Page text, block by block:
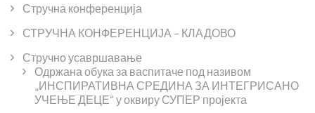
Стручна конференција
СТРУЧНА КОНФЕРЕНЦИЈА – КЛАДОВО
Стручно усавршавање
Одржана обука за васпитаче под називом
„ИНСПИРАТИВНА СРЕДИНА ЗА ИНТЕГРИСАНО
УЧЕЊЕ ДЕЦЕ“ у оквиру СУПЕР пројекта